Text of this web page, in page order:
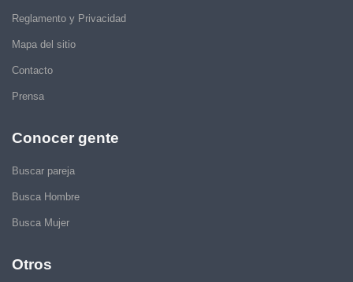
Reglamento y Privacidad
Mapa del sitio
Contacto
Prensa
Conocer gente
Buscar pareja
Busca Hombre
Busca Mujer
Otros